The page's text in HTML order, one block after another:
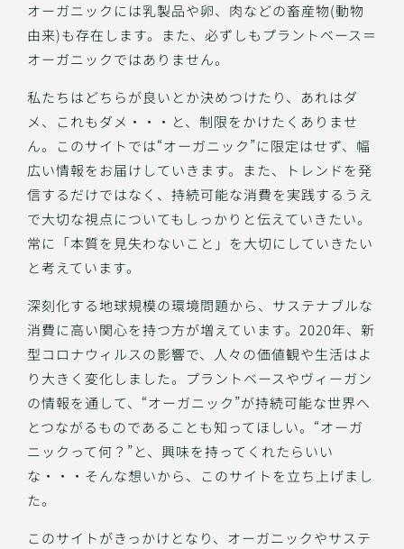
オーガニックには乳製品や卵、肉などの畜産物(動物
由来)も存在します。また、必ずしもプラントベース＝
オーガニックではありません。
私たちはどちらが良いとか決めつけたり、あれはダ
メ、これもダメ・・・と、制限をかけたくありませ
ん。このサイトでは“オーガニック”に限定はせず、幅
広い情報をお届けしていきます。また、トレンドを発
信するだけではなく、持続可能な消費を実践するうえ
で大切な視点についてもしっかりと伝えていきたい。
常に「本質を見失わないこと」を大切にしていきたい
と考えています。
深刻化する地球規模の環境問題から、サステナブルな
消費に高い関心を持つ方が増えています。2020年、新
型コロナウィルスの影響で、人々の価値観や生活はよ
り大きく変化しました。プラントベースやヴィーガン
の情報を通して、“オーガニック”が持続可能な世界へ
とつながるものであることも知ってほしい。“オーガ
ニックって何？”と、興味を持ってくれたらいい
な・・・そんな想いから、このサイトを立ち上げまし
た。
このサイトがきっかけとなり、オーガニックやサステ